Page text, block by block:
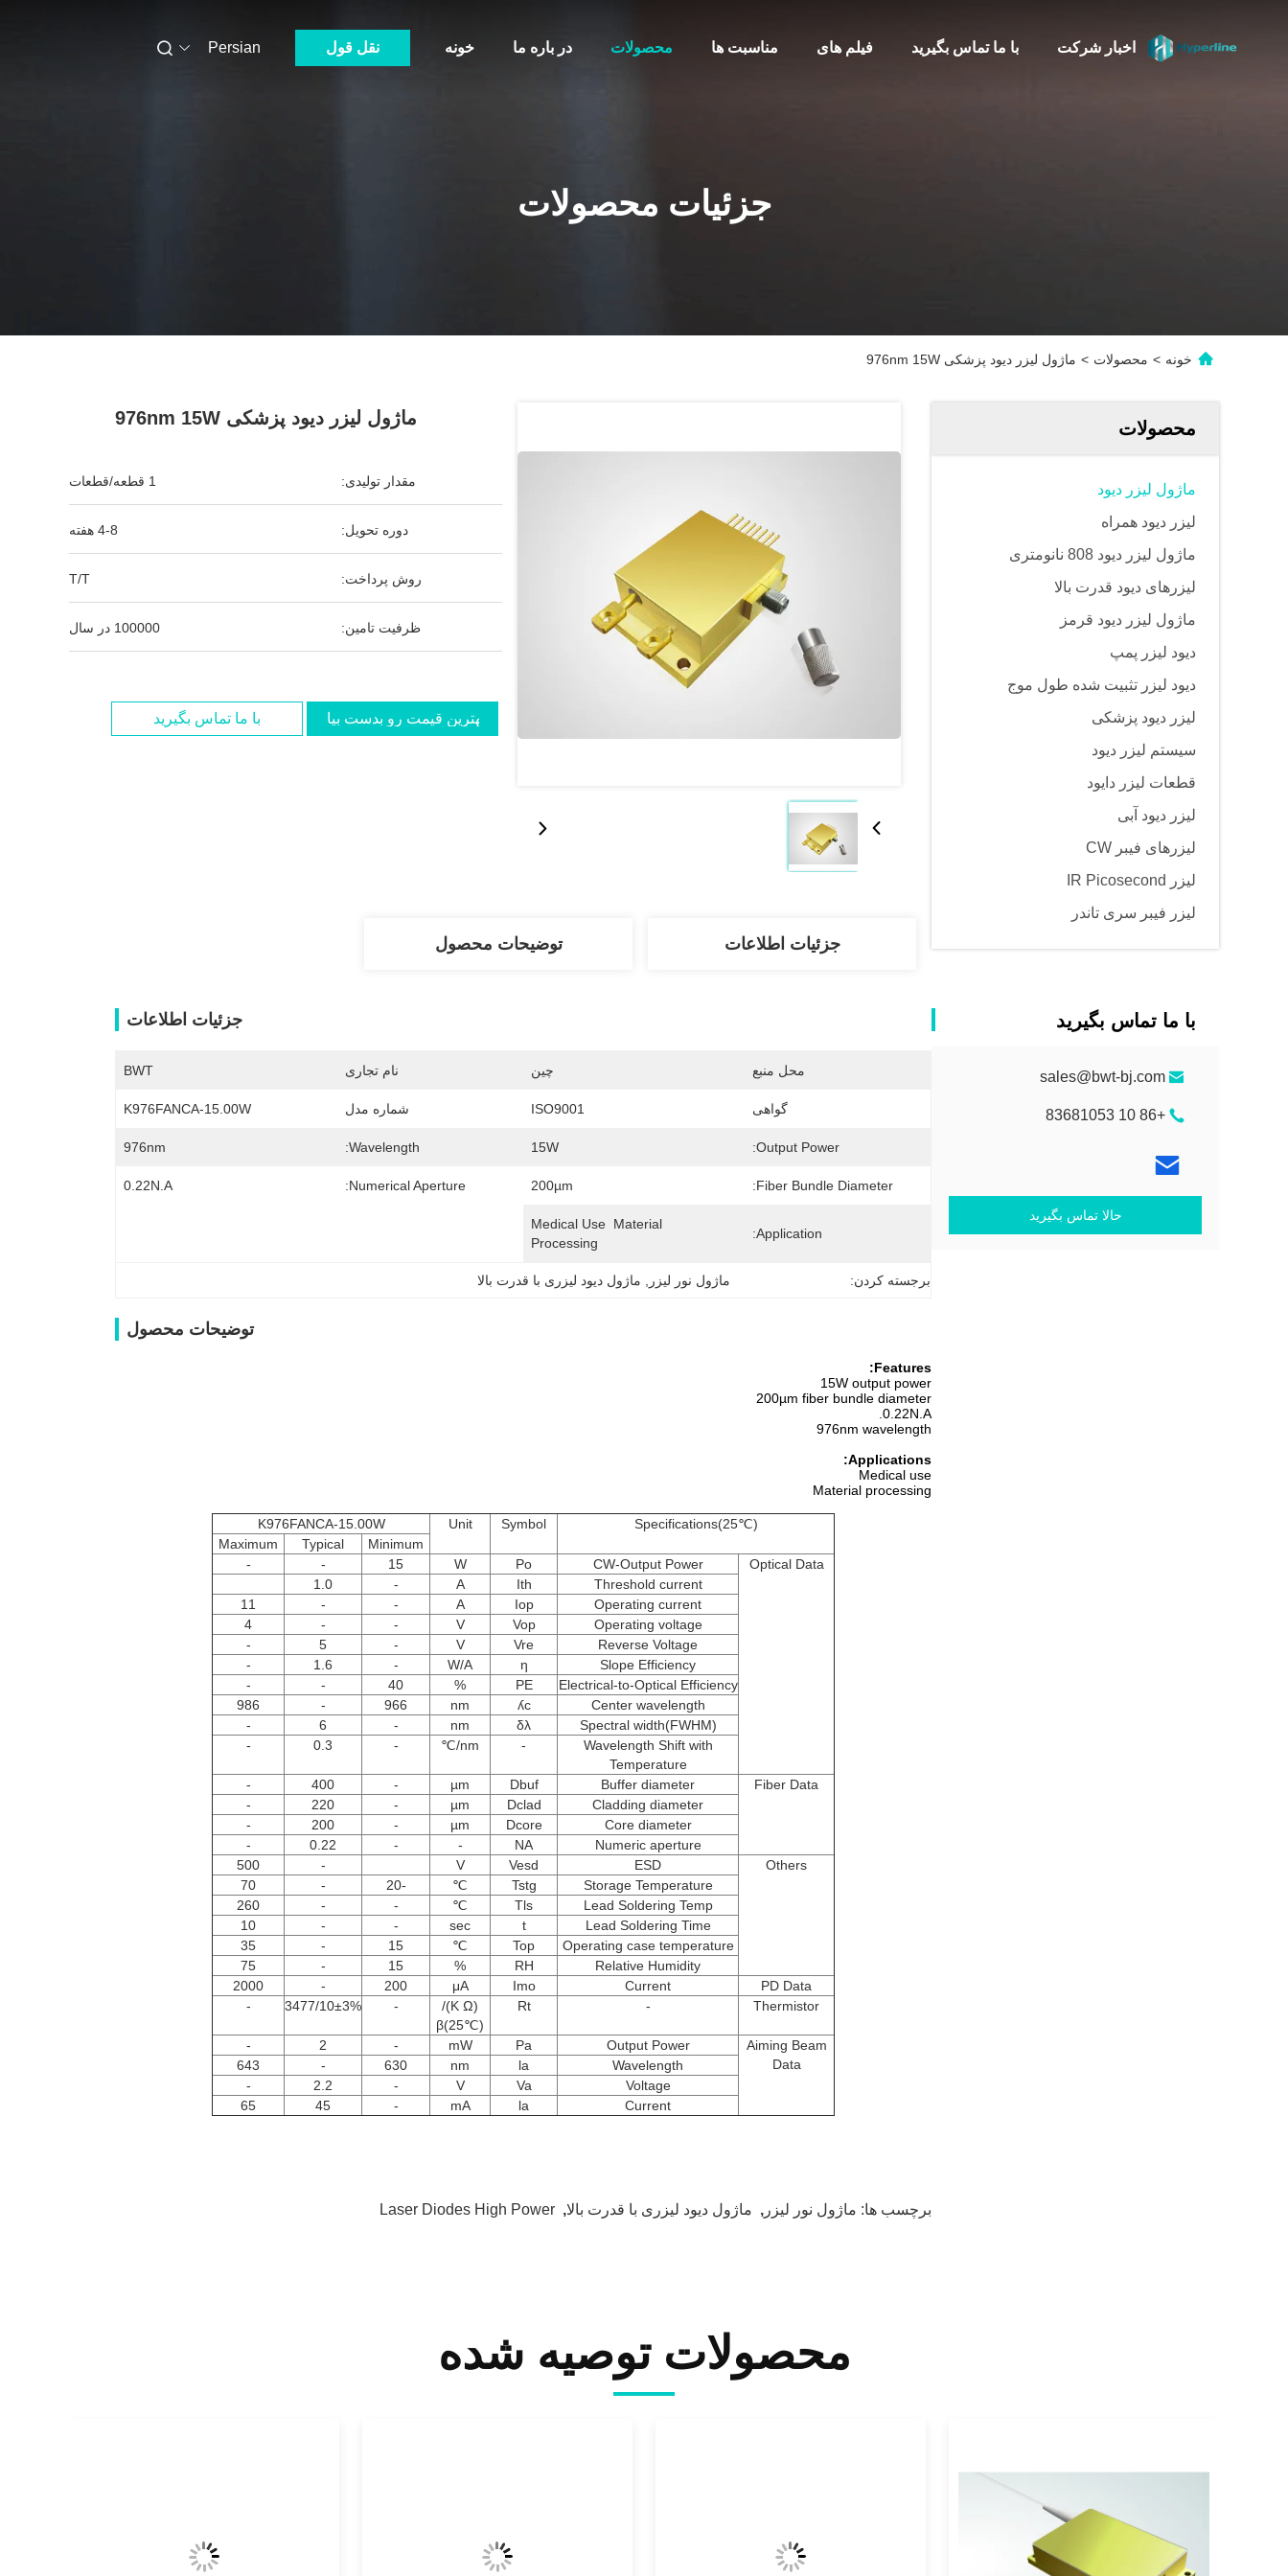
خونه در باره ما محصولات مناسبت ها فیلم های با ما تماس بگیرید اخبار شرکت نقل قول Persian
جزئیات محصولات
خونه > محصولات > ماژول لیزر دیود پزشکی 976nm 15W
محصولات
ماژول لیزر دیود
لیزر دیود همراه
ماژول لیزر دیود 808 نانومتری
لیزرهای دیود قدرت بالا
ماژول لیزر دیود قرمز
دیود لیزر پمپ
دیود لیزر تثبیت شده طول موج
لیزر دیود پزشکی
سیستم لیزر دیود
قطعات لیزر دایود
لیزر دیود آبی
لیزرهای فیبر CW
لیزر IR Picosecond
لیزر فیبر سری تاندر
با ما تماس بگیرید
sales@bwt-bj.com
+86 10 83681053
حالا تماس بگیرید
ماژول لیزر دیود پزشکی 976nm 15W
مقدار تولیدی: 1 قطعه/قطعات
دوره تحویل: 4-8 هفته
روش پرداخت: T/T
ظرفیت تامین: 100000 در سال
بهترین قیمت رو بدست بیار با ما تماس بگیرید
جزئیات اطلاعات توضیحات محصول
جزئیات اطلاعات
محل منبع چین نام تجاری BWT
گواهی ISO9001 شماره مدل K976FANCA-15.00W
Output Power:
15W
Wavelength:
976nm
Fiber Bundle Diameter:
200µm
Numerical Aperture:
0.22N.A
Application:
Medical Use  Material
Processing
برجسته کردن: ماژول نور لیزر ماژول دیود لیزری با قدرت بالا
توضیحات محصول
Features
:
15W output power
200µm fiber bundle diameter
0.22N.A.
976nm wavelength
Applications
:
Medical use
Material processing
Specifications(25℃)
Symbol
Unit
K976FANCA-15.00W
Minimum
Typical
Maximum
Optical Data
CW-Output Power
Po
W
15
-
-
Threshold current
Ith
A
-
1.0
Operating current
Iop
A
-
-
11
Operating voltage
Vop
V
-
-
4
Reverse Voltage
Vre
V
-
5
-
Slope Efficiency
η
W/A
-
1.6
-
Electrical-to-Optical Efficiency
PE
%
40
-
-
Center wavelength
ʎc
nm
966
-
986
Spectral width(FWHM)
δλ
nm
-
6
-
Wavelength Shift with
Temperature
-
nm/℃
-
0.3
-
Fiber Data
Buffer diameter
Dbuf
µm
-
400
-
Cladding diameter
Dclad
µm
-
220
-
Core diameter
Dcore
µm
-
200
-
Numeric aperture
NA
-
-
0.22
-
Others
ESD
Vesd
V
-
500
Storage Temperature
Tstg
℃
-20
-
70
Lead Soldering Temp
Tls
℃
-
-
260
Lead Soldering Time
t
sec
-
-
10
Operating case temperature
Top
℃
15
-
35
Relative Humidity
RH
%
15
-
75
PD Data
Current
Imo
μA
200
-
2000
Thermistor
-
Rt
(K Ω)/
β(25℃)
-
10±3%/3477
-
Aiming Beam
Data
Output Power
Pa
mW
-
2
-
Wavelength
la
nm
630
-
643
Voltage
Va
V
-
2.2
-
Current
la
mA
-
45
65
برچسب ها: ماژول نور لیزر , ماژول دیود لیزری با قدرت بالا,
Laser Diodes High Power
محصولات توصیه شده